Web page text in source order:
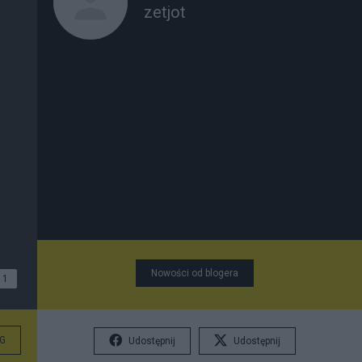
1
zetjot
Nowości od blogera
Udostępnij Udostępnij